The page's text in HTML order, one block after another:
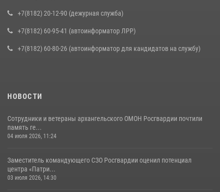
+7(8182) 20-12-90 (дежурная служба)
+7(8182) 60-95-41 (автоинформатор ЛРР)
+7(8182) 60-80-26 (автоинформатор для кандидатов на службу)
НОВОСТИ
Сотрудники и ветераны архангельского ОМОН Росгвардии почтили
память ге...
04 июля 2026, 11:24
Заместитель командующего СЗО Росгвардии оценил потенциал
центра «Патри...
03 июля 2026, 14:30